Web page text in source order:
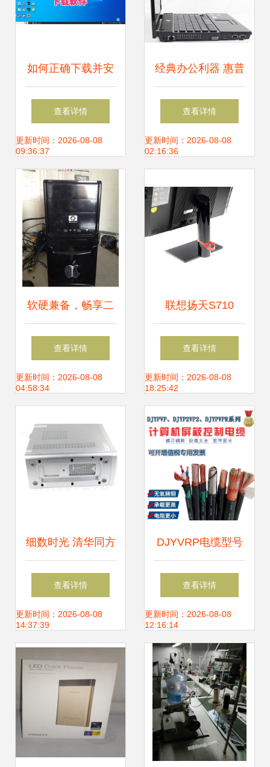
如何正确下载并安
装电脑软件，降低
风险隐患
查看详情
更新时间：2026-08-08
09:36:37
经典办公利器 惠普
HP
4411s（WH481PA）
测
查看详情
更新时间：2026-08-08
02:16:36
软硬兼备，畅享二
手电脑的性价比之
选
查看详情
更新时间：2026-08-08
04:58:34
联想扬天S710
2400s一体电脑 商
务办公与图片素材
的完美融合
查看详情
更新时间：2026-08-08
18:25:42
细数时光 清华同方
真爱S8260台式电
脑的情怀与今日下
载指南
查看详情
更新时间：2026-08-08
14:37:39
DJYVRP电缆型号
4*2*1.5mm²计算机
软芯电缆在硬件研
发中的应用与优势
查看详情
更新时间：2026-08-08
12:16:14